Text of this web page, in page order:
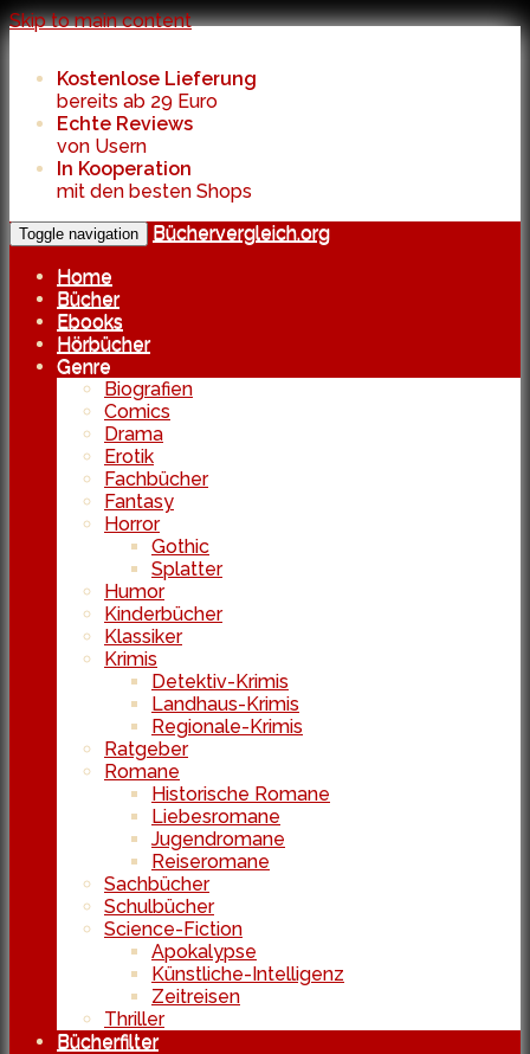
Skip to main content
Kostenlose Lieferung
bereits ab 29 Euro
Echte Reviews
von Usern
In Kooperation
mit den besten Shops
Toggle navigation
Büchervergleich.org
Home
Bücher
Ebooks
Hörbücher
Genre
Biografien
Comics
Drama
Erotik
Fachbücher
Fantasy
Horror
Gothic
Splatter
Humor
Kinderbücher
Klassiker
Krimis
Detektiv-Krimis
Landhaus-Krimis
Regionale-Krimis
Ratgeber
Romane
Historische Romane
Liebesromane
Jugendromane
Reiseromane
Sachbücher
Schulbücher
Science-Fiction
Apokalypse
Künstliche-Intelligenz
Zeitreisen
Thriller
Bücherfilter